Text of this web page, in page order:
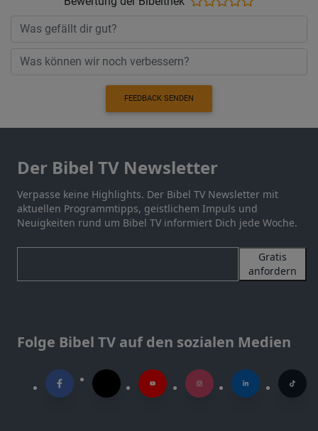
FEEDBACK SENDEN
Der Bibel TV Newsletter
Verpasse keine Highlights. Der Bibel TV Newsletter mit
aktuellen Programmtipps, geistlichem Impuls und
Neuigkeiten rund um Bibel TV informiert Dich jede Woche.
Gratis
anfordern
Folge Bibel TV auf den sozialen Medien